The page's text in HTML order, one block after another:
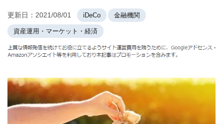
更新日： 2021/08/01 iDeCo 金融機関
資産運用・マーケット・経済